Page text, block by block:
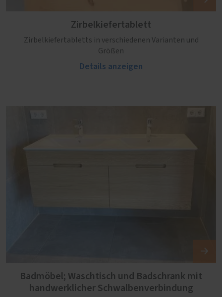
Zirbelkiefertablett
Zirbelkiefertabletts in verschiedenen Varianten und
Größen
Details anzeigen
Badmöbel; Waschtisch und Badschrank mit
handwerklicher Schwalbenverbindung